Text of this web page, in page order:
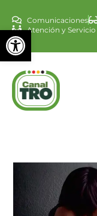
Abrir
Comunicaciones
Atención y Servicio